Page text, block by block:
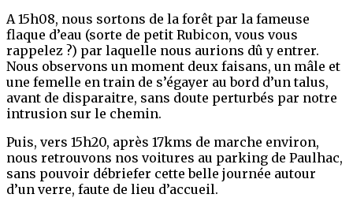
A 15h08, nous sortons de la forêt par la fameuse
flaque d’eau (sorte de petit Rubicon, vous vous
rappelez ?) par laquelle nous aurions dû y entrer.
Nous observons un moment deux faisans, un mâle et
une femelle en train de s’égayer au bord d’un talus,
avant de disparaitre, sans doute perturbés par notre
intrusion sur le chemin.
Puis, vers 15h20, après 17kms de marche environ,
nous retrouvons nos voitures au parking de Paulhac,
sans pouvoir débriefer cette belle journée autour
d’un verre, faute de lieu d’accueil.